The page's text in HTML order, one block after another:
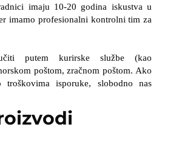
imaju 10-20 godina iskustva u
imamo profesionalni kontrolni tim za
putem kurirske službe (kao
poštom, zračnom poštom. Ako
isporuke, slobodno nas